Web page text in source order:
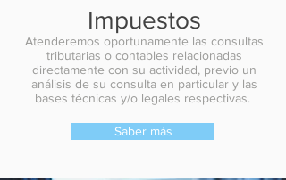
Impuestos
Atenderemos oportunamente las consultas
tributarias o contables relacionadas
directamente con su actividad, previo un
análisis de su consulta en particular y las
bases técnicas y/o legales respectivas.
Saber más